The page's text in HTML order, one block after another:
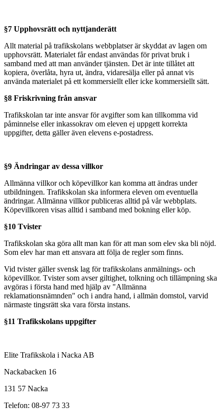
§7 Upphovsrätt och nyttjanderätt
Allt material på trafikskolans webbplatser är skyddat av lagen om
upphovsrätt. Materialet får endast användas för privat bruk i
samband med att man använder tjänsten. Det är inte tillåtet att
kopiera, överlåta, hyra ut, ändra, vidaresälja eller på annat vis
använda materialet på ett kommersiellt eller icke kommersiellt sätt.
§8 Friskrivning från ansvar
Trafikskolan tar inte ansvar för avgifter som kan tillkomma vid
påminnelse eller inkassokrav om eleven ej uppgett korrekta
uppgifter, detta gäller även elevens e-postadress.
§9 Ändringar av dessa villkor
Allmänna villkor och köpevillkor kan komma att ändras under
utbildningen. Trafikskolan ska informera eleven om eventuella
ändringar. Allmänna villkor publiceras alltid på vår webbplats.
Köpevillkoren visas alltid i samband med bokning eller köp.
§10 Tvister
Trafikskolan ska göra allt man kan för att man som elev ska bli nöjd.
Som elev har man ett ansvara att följa de regler som finns.
Vid tvister gäller svensk lag för trafikskolans anmälnings- och
köpevillkor. Tvister som avser giltighet, tolkning och tillämpning ska
avgöras i första hand med hjälp av "Allmänna
reklamationsnämnden" och i andra hand, i allmän domstol, varvid
närmaste tingsrätt ska vara första instans.
§11 Trafikskolans uppgifter
Elite Trafikskola i Nacka AB
Nackabacken 16
131 57 Nacka
Telefon: 08-97 73 33